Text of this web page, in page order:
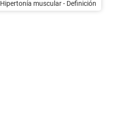
Hipertonía muscular - Definición